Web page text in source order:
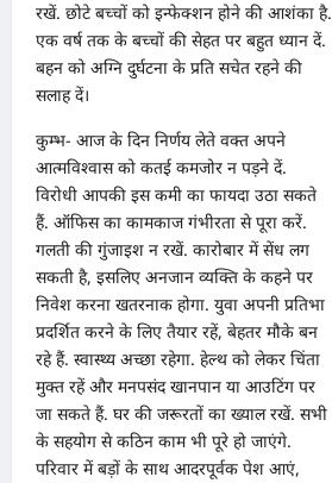
रखें. छोटे बच्चों को इन्फेक्शन होने की आशंका है.
एक वर्ष तक के बच्चों की सेहत पर बहुत ध्यान दें.
बहन को अग्नि दुर्घटना के प्रति सचेत रहने की
सलाह दें।
कुम्भ- आज के दिन निर्णय लेते वक्त अपने
आत्मविश्वास को कतई कमजोर न पड़ने दें.
विरोधी आपकी इस कमी का फायदा उठा सकते
हैं. ऑफिस का कामकाज गंभीरता से पूरा करें.
गलती की गुंजाइश न रखें. कारोबार में सेंध लग
सकती है, इसलिए अनजान व्यक्ति के कहने पर
निवेश करना खतरनाक होगा. युवा अपनी प्रतिभा
प्रदर्शित करने के लिए तैयार रहें, बेहतर मौके बन
रहे हैं. स्वास्थ्य अच्छा रहेगा. हेल्थ को लेकर चिंता
मुक्त रहें और मनपसंद खानपान या आउटिंग पर
जा सकते हैं. घर की जरूरतों का ख्याल रखें. सभी
के सहयोग से कठिन काम भी पूरे हो जाएंगे.
परिवार में बड़ों के साथ आदरपूर्वक पेश आएं,